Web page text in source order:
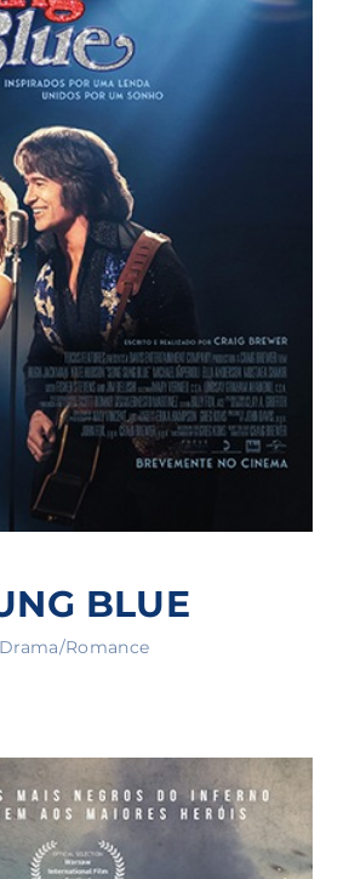
BLUE
Drama/Romance
ourprivacy policy